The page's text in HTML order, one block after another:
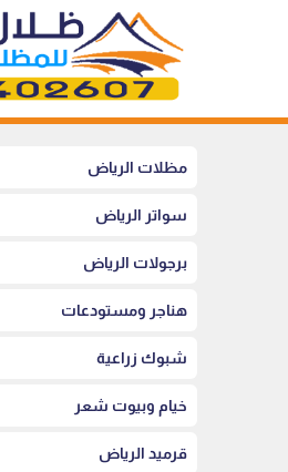
مظلات الرياض
سواتر الرياض
برجولات الرياض
هناجر ومستودعات
شبوك زراعية
خيام وبيوت شعر
قرميد الرياض